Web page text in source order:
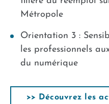
Métropole
Orientation 3 :
les professionnels
du numérique
>> Découvrez les